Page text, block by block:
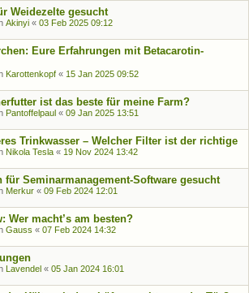
Weidezelte gesucht
Akinyi « 03 Feb 2025 09:12
Eure Erfahrungen mit Betacarotin-
Karottenkopf « 15 Jan 2025 09:52
ist das beste für meine Farm?
Pantoffelpaul « 09 Jan 2025 13:51
Trinkwasser – Welcher Filter ist der richtige
Nikola Tesla « 19 Nov 2024 13:42
für Seminarmanagement-Software gesucht
Merkur « 09 Feb 2024 12:01
Wer macht’s am besten?
Gauss « 07 Feb 2024 14:32
Lavendel « 05 Jan 2024 16:01